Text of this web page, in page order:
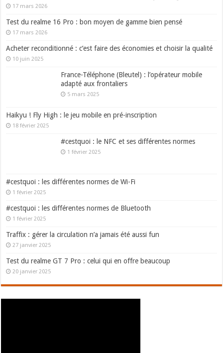
17 mars 2026
Test du realme 16 Pro : bon moyen de gamme bien pensé
17 mars 2026
Acheter reconditionné : c’est faire des économies et choisir la qualité
10 juin 2025
France-Téléphone (Bleutel) : l’opérateur mobile
adapté aux frontaliers
5 mars 2025
Haikyu ! Fly High : le jeu mobile en pré-inscription
18 février 2025
#cestquoi : le NFC et ses différentes normes
1 février 2025
#cestquoi : les différentes normes de Wi-Fi
1 février 2025
#cestquoi : les différentes normes de Bluetooth
1 février 2025
Traffix : gérer la circulation n’a jamais été aussi fun
27 janvier 2025
Test du realme GT 7 Pro : celui qui en offre beaucoup
20 janvier 2025